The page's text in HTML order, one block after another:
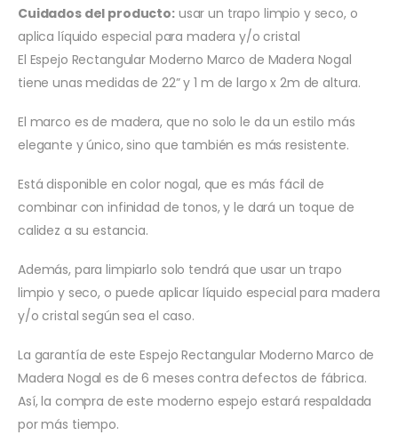
Cuidados del producto:usar un trapo limpio y seco, o
aplica líquido especial para madera y/o cristal
El Espejo Rectangular Moderno Marco de Madera Nogal
tiene unas medidas de 22” y 1 m de largo x 2m de altura.
El marco es de madera, que no solo le da un estilo más
elegante y único, sino que también es más resistente.
Está disponible en color nogal, que es más fácil de
combinar con infinidad de tonos, y le dará un toque de
calidez a su estancia.
Además, para limpiarlo solo tendrá que usar un trapo
limpio y seco, o puede aplicar líquido especial para madera
y/o cristal según sea el caso.
La garantía de este Espejo Rectangular Moderno Marco de
Madera Nogal es de 6 meses contra defectos de fábrica.
Así, la compra de este moderno espejo estará respaldada
por más tiempo.